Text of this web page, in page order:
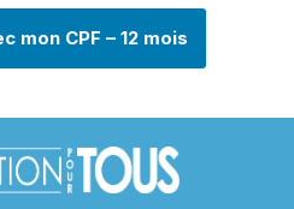
mon CPF – 12 mois